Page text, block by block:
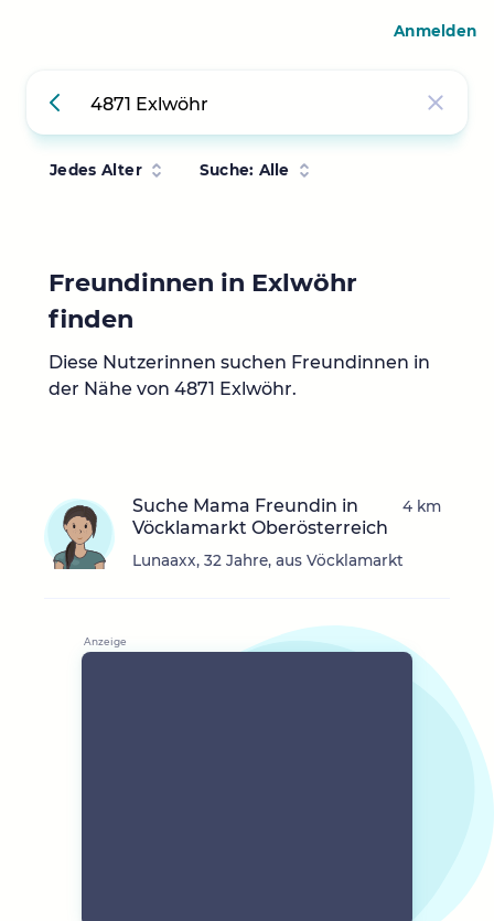
Jedes Alter Suche: Alle
Freundinnen in Exlwöhr
finden
Diese Nutzerinnen suchen Freundinnen in
der Nähe von 4871 Exlwöhr.
Suche Mama Freundin in
Vöcklamarkt Oberösterreich
Lunaaxx, 32 Jahre, aus Vöcklamarkt
4 km
Anmelden